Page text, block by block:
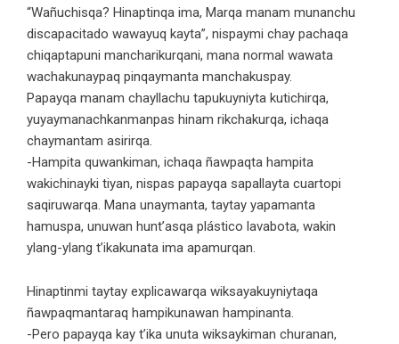
“Wañuchisqa? Hinaptinqa ima, Marqa manam munanchu
discapacitado wawayuq kayta”, nispaymi chay pachaqa
chiqaptapuni mancharikurqani, mana normal wawata
wachakunaypaq pinqaymanta manchakuspay.
Papayqa manam chayllachu tapukuyniyta kutichirqa,
yuyaymanachkanmanpas hinam rikchakurqa, ichaqa
chaymantam asirirqa.
-Hampita quwankiman, ichaqa ñawpaqta hampita
wakichinayki tiyan, nispas papayqa sapallayta cuartopi
saqiruwarqa. Mana unaymanta, taytay yapamanta
hamuspa, unuwan hunt’asqa plástico lavabota, wakin
ylang-ylang t’ikakunata ima apamurqan.
Hinaptinmi taytay explicawarqa wiksayakuyniytaqa
ñawpaqmantaraq hampikunawan hampinanta.
-Pero papayqa kay t’ika unuta wiksaykiman churanan,